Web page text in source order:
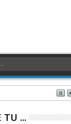
TU ...